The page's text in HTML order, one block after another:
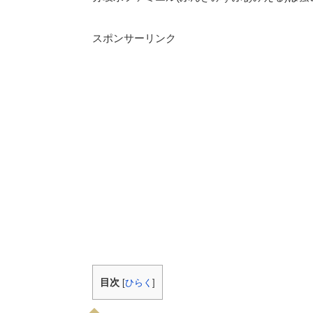
スポンサーリンク
目次 [ひらく ]